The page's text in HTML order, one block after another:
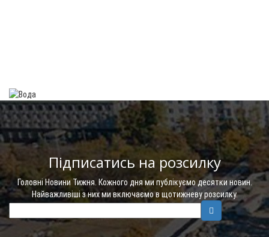
Підписатись на розсилку
Головні Новини Тижня. Кожного дня ми публікуємо десятки новин.
Найважливіші з них ми включаємо в щотижневу розсилку.